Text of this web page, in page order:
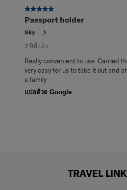
5 จาก 5 ดาว
Passport holder
Sky
2 ปีที่แล้ว
Really convenient to use. Carried
very easy for us to take it out and
a family
แปลด้วย Google
TRAVEL